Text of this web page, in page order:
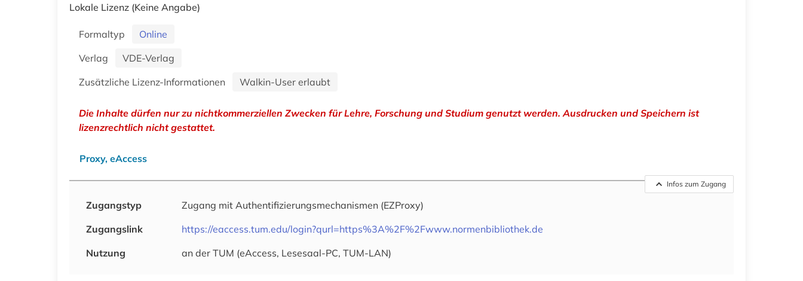
Lokale Lizenz (Keine Angabe)
Formaltyp
Online
Verlag
VDE-Verlag
Zusätzliche Lizenz-Informationen
Walkin-User erlaubt
Die Inhalte dürfen nur zu nichtkommerziellen Zwecken für Lehre, Forschung und Studium genutzt werden. Ausdrucken und Speichern ist
lizenzrechtlich nicht gestattet.
Proxy, eAccess
Infos zum Zugang
Zugangstyp Zugang mit Authentifizierungsmechanismen (EZProxy)
Zugangslink
https://eaccess.tum.edu/login?qurl=https%3A%2F%2Fwww.normenbibliothek.de
Nutzung
an der TUM (eAccess, Lesesaal-PC, TUM-LAN)